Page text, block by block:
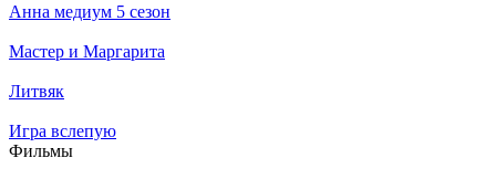
Анна медиум 5 сезон
Мастер и Маргарита
Литвяк
Игра вслепую
Филь­мы